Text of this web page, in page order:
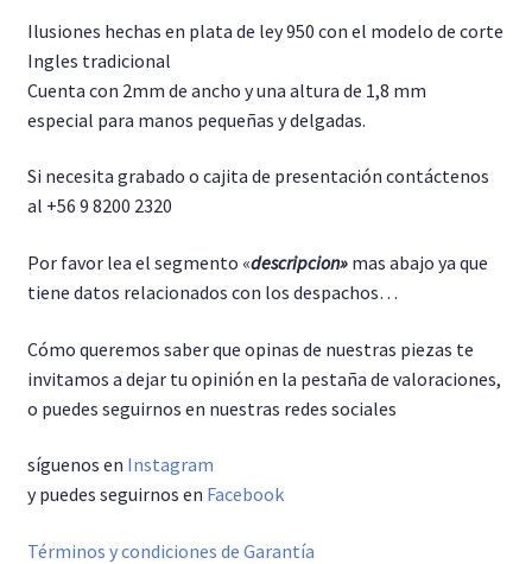
Pulseras
Anillo Unisex
Cadenas
Ilusiones hechas en plata de ley 950 con el modelo de corte
Ingles tradicional
Cuenta con 2mm de ancho y una altura de 1,8 mm
especial para manos pequeñas y delgadas.
Si necesita grabado o cajita de presentación contáctenos
al +56 9 8200 2320
Por favor lea el segmento «descripcion»mas abajo ya que
tiene datos relacionados con los despachos…
Cómo queremos saber que opinas de nuestras piezas te
invitamos a dejar tu opinión en la pestaña de valoraciones,
o puedes seguirnos en nuestras redes sociales
síguenos en Instagram
y puedes seguirnos en Facebook
Términos y condiciones de Garantía